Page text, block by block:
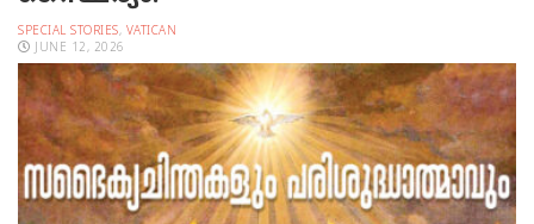
SPECIAL STORIES, VATICAN
JUNE 12, 2026